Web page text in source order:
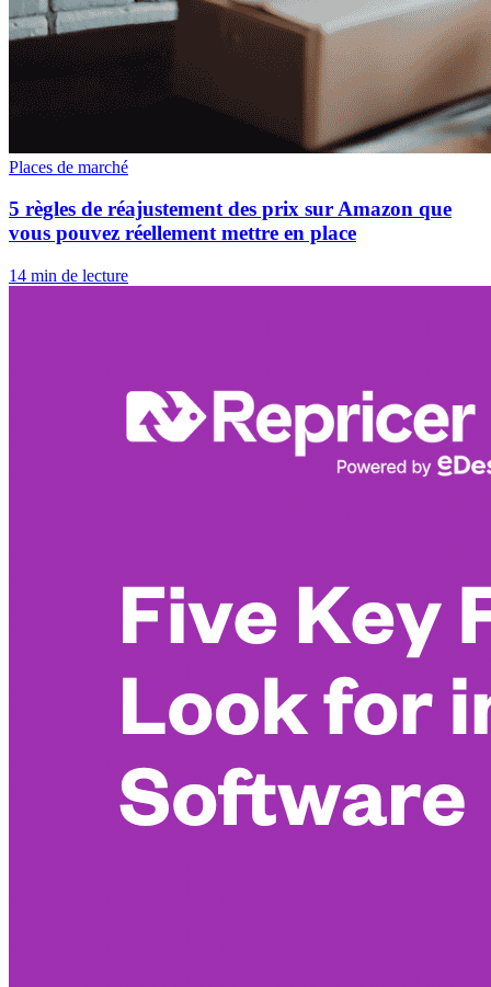
Places de marché
5 règles de réajustement des prix sur Amazon que
vous pouvez réellement mettre en place
14 min de lecture